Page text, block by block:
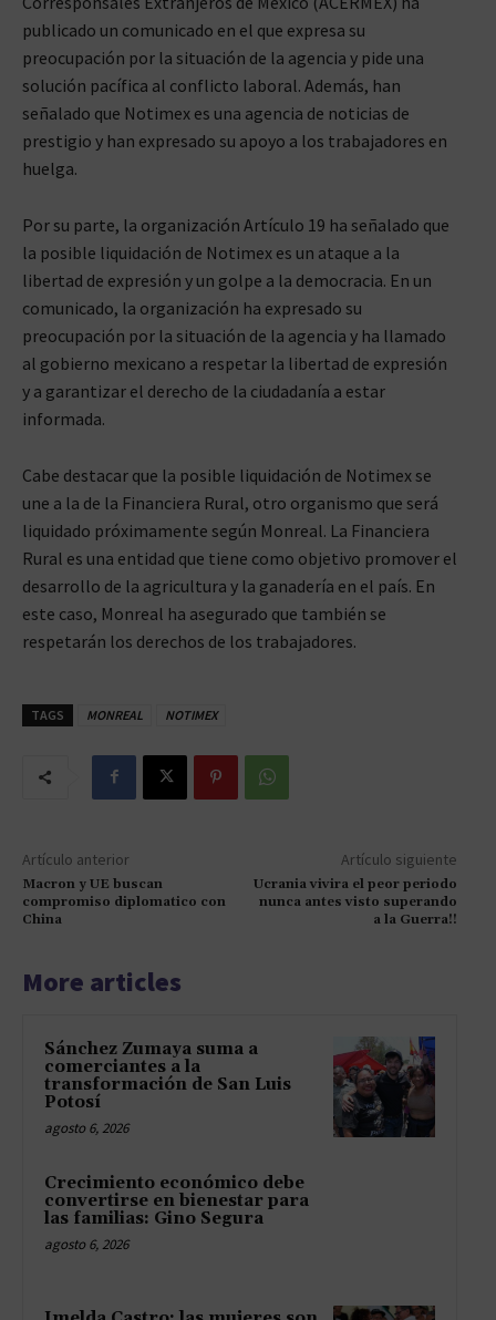
publicado un comunicado en el que expresa su
preocupación por la situación de la agencia y pide una
solución pacífica al conflicto laboral. Además, han
señalado que Notimex es una agencia de noticias de
prestigio y han expresado su apoyo a los trabajadores en
huelga.
Por su parte, la organización Artículo 19 ha señalado que
la posible liquidación de Notimex es un ataque a la
libertad de expresión y un golpe a la democracia. En un
comunicado, la organización ha expresado su
preocupación por la situación de la agencia y ha llamado
al gobierno mexicano a respetar la libertad de expresión
y a garantizar el derecho de la ciudadanía a estar
informada.
Cabe destacar que la posible liquidación de Notimex se
une a la de la Financiera Rural, otro organismo que será
liquidado próximamente según Monreal. La Financiera
Rural es una entidad que tiene como objetivo promover el
desarrollo de la agricultura y la ganadería en el país. En
este caso, Monreal ha asegurado que también se
respetarán los derechos de los trabajadores.
TAGS MONREAL NOTIMEX
Artículo anterior
Macron y UE buscan
compromiso diplomatico con
China
Artículo siguiente
Ucrania vivira el peor periodo
nunca antes visto superando
a la Guerra!!
More articles
Sánchez Zumaya suma a
comerciantes a la
transformación de San Luis
Potosí
agosto 6, 2026
Crecimiento económico debe
convertirse en bienestar para
las familias: Gino Segura
agosto 6, 2026